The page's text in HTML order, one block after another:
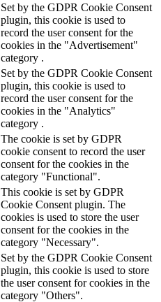
Set by the GDPR Cookie Consent
plugin, this cookie is used to
record the user consent for the
cookies in the "Advertisement"
category .
Set by the GDPR Cookie Consent
plugin, this cookie is used to
record the user consent for the
cookies in the "Analytics"
category .
The cookie is set by GDPR
cookie consent to record the user
consent for the cookies in the
category "Functional".
This cookie is set by GDPR
Cookie Consent plugin. The
cookies is used to store the user
consent for the cookies in the
category "Necessary".
Set by the GDPR Cookie Consent
plugin, this cookie is used to store
the user consent for cookies in the
category "Others".